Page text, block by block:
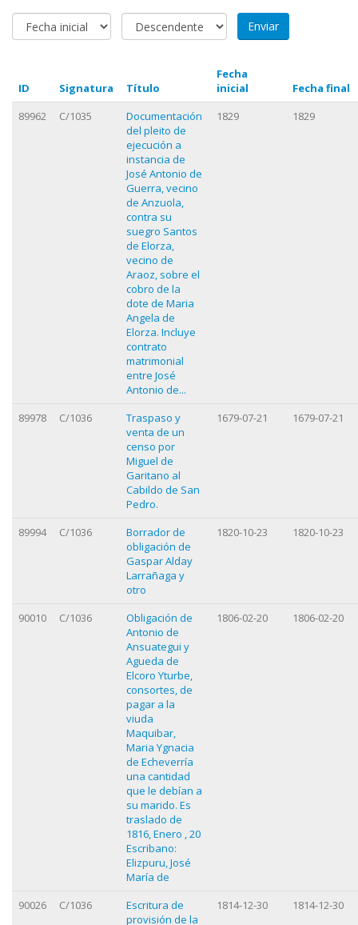
ID Signatura Título
Fecha
inicial
Fecha final
89962
C/1035
Documentación
del pleito de
ejecución a
instancia de
José Antonio de
Guerra, vecino
de Anzuola,
contra su
suegro Santos
de Elorza,
vecino de
Araoz, sobre el
cobro de la
dote de Maria
Angela de
Elorza. Incluye
contrato
matrimonial
entre José
Antonio de...
1829 1829
89978 C/1036
Traspaso y
venta de un
censo por
Miguel de
Garitano al
Cabildo de San
Pedro.
1679-07-21 1679-07-21
89994 C/1036
Borrador de
obligación de
Gaspar Alday
Larrañaga y
otro
1820-10-23 1820-10-23
90010 C/1036
Obligación de
Antonio de
Ansuategui y
Agueda de
Elcoro Yturbe,
consortes, de
pagar a la
viuda
Maquibar,
Maria Ygnacia
de Echeverría
una cantidad
que le debían a
su marido. Es
traslado de
1816, Enero , 20
Escribano:
Elizpuru, José
María de
1806-02-20 1806-02-20
90026 C/1036
Escritura de
provisión de la
1814-12-30 1814-12-30